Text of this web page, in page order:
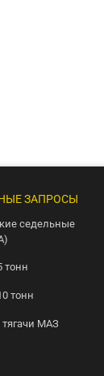
ЗАПРОСЫ
седельные
тонн
тонн
МАЗ